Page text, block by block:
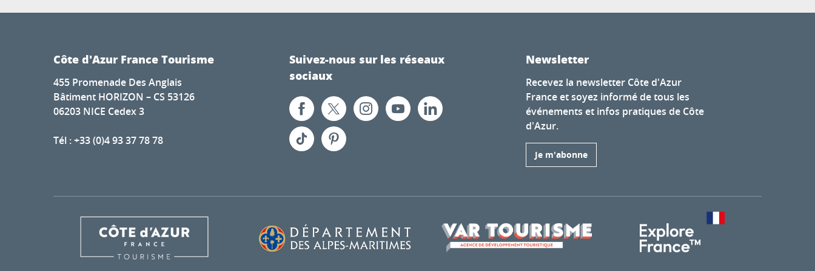
Côte d'Azur France Tourisme
455 Promenade Des Anglais
Bâtiment HORIZON – CS 53126
06203 NICE Cedex 3
Tél : +33 (0)4 93 37 78 78
Suivez-nous sur les réseaux
sociaux
Newsletter
Recevez la newsletter Côte d'Azur
France et soyez informé de tous les
événements et infos pratiques de Côte
d'Azur.
Je m'abonne